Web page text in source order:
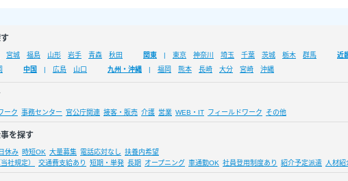
宮城 福島 山形 岩手 青森 秋田 関東 東京 神奈川 埼玉 千葉 茨城 栃木 群馬 近
中国 広島 山口 九州・沖縄 福岡 熊本 長崎 大分 宮崎 沖縄
ーク 事務センター 官公庁関連 接客・販売 介護 営業 WEB・IT フィールドワーク その他
を探す
休み 時短OK 大量募集 電話応対なし 扶養内希望
社規定） 交通費支給あり 短期・単発 長期 オープニング 車通勤OK 社員登用制度あり 紹介予定派遣 人材紹